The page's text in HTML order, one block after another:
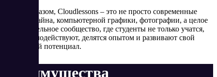
Таким образом, Cloudlessons – это не просто современные
курсы дизайна, компьютерной графики, фотографии, а целое
образовательное сообщество, где студенты не только учатся,
но и взаимодействуют, делятся опытом и развивают свой
творческий потенциал.
Преимущества